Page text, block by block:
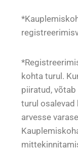
kohta turul.
piiratud,
turul osalevad
arvesse